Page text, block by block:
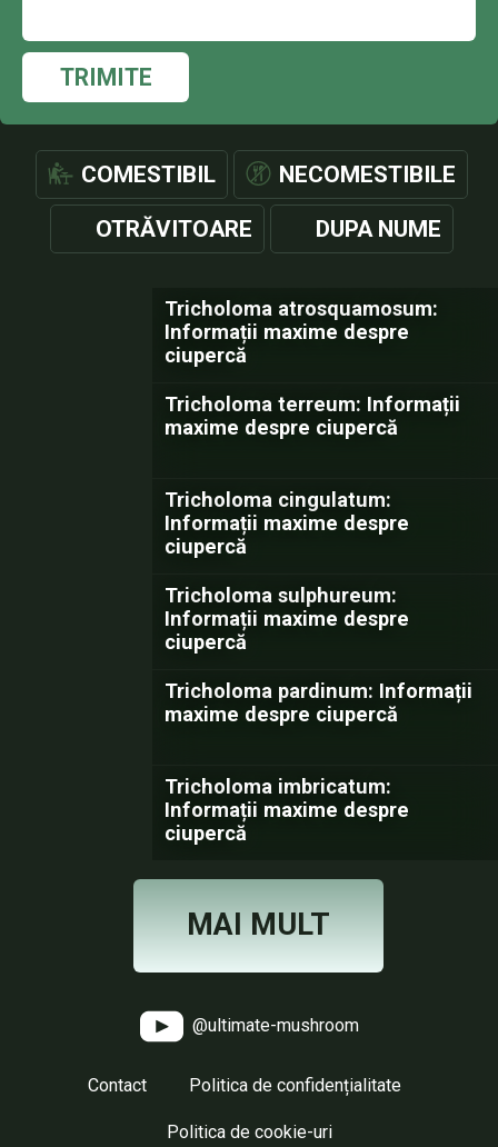
TRIMITE
COMESTIBIL NECOMESTIBILE
OTRĂVITOARE DUPA NUME
Tricholoma atrosquamosum:
Informații maxime despre
ciupercă
Tricholoma terreum: Informații
maxime despre ciupercă
Tricholoma cingulatum:
Informații maxime despre
ciupercă
Tricholoma sulphureum:
Informații maxime despre
ciupercă
Tricholoma pardinum: Informații
maxime despre ciupercă
Tricholoma imbricatum:
Informații maxime despre
ciupercă
MAI MULT
@ultimate-mushroom
Contact Politica de confidențialitate
Politica de cookie-uri